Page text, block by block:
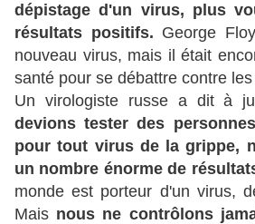
dépistage d'un virus, plus
résultats positifs. George
nouveau virus, mais il était
santé pour se débattre contre
Un virologiste russe a dit à
devions tester des
pour tout virus de la grippe,
un nombre énorme de
monde est porteur d'un virus,
Mais nous ne contrôlons